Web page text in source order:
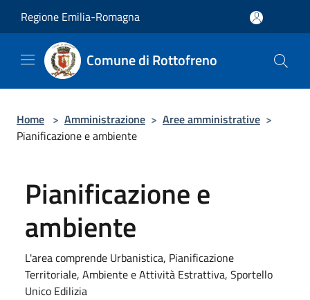
Regione Emilia-Romagna
Comune di Rottofreno
Home > Amministrazione > Aree amministrative >
Pianificazione e ambiente
Pianificazione e
ambiente
L'area comprende Urbanistica, Pianificazione
Territoriale, Ambiente e Attività Estrattiva, Sportello
Unico Edilizia